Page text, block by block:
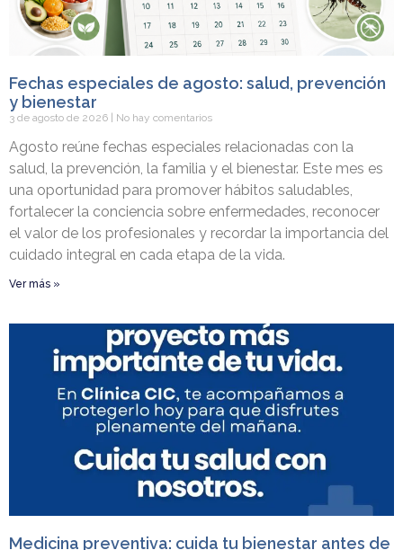
Fechas especiales de agosto: salud, prevención
y bienestar
3 de agosto de 2026 No hay comentarios
Agosto reúne fechas especiales relacionadas con la
salud, la prevención, la familia y el bienestar. Este mes es
una oportunidad para promover hábitos saludables,
fortalecer la conciencia sobre enfermedades, reconocer
el valor de los profesionales y recordar la importancia del
cuidado integral en cada etapa de la vida.
Ver más »
Medicina preventiva: cuida tu bienestar antes de